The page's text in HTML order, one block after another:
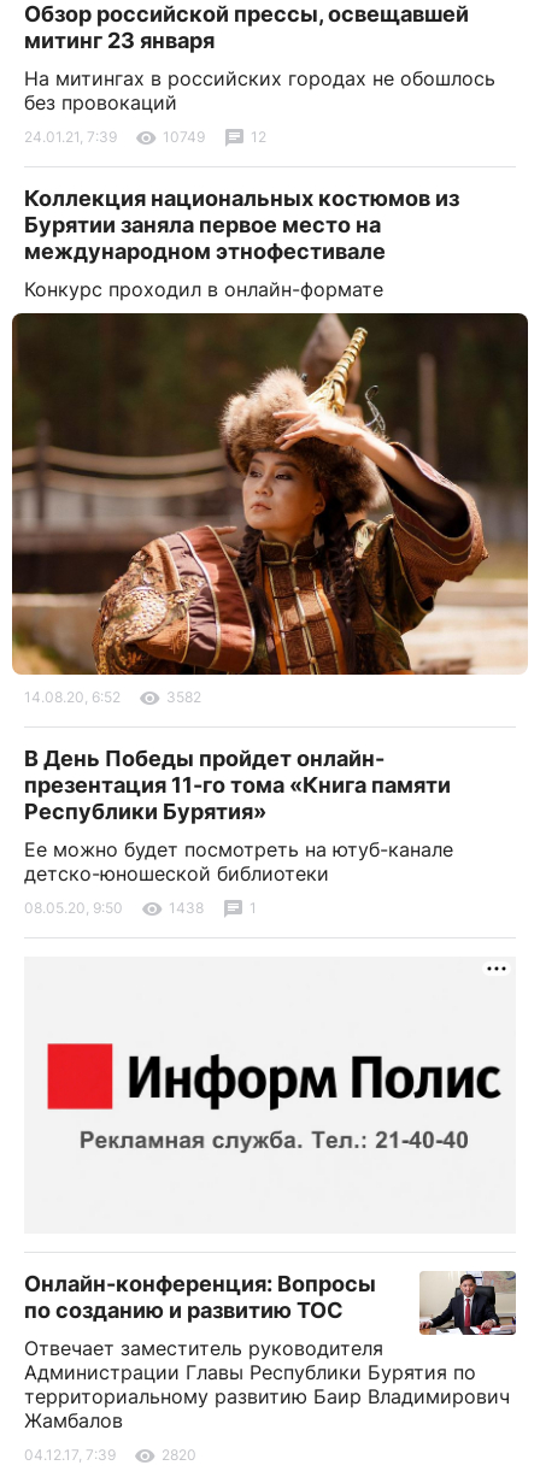
Обзор российской прессы, освещавшей
митинг 23 января
На митингах в российских городах не обошлось
без провокаций
24.01.21, 7:39 10749 12
Коллекция национальных костюмов из
Бурятии заняла первое место на
международном этнофестивале
Конкурс проходил в онлайн-формате
14.08.20, 6:52 3582
В День Победы пройдет онлайн-
презентация 11-го тома «Книга памяти
Республики Бурятия»
Ее можно будет посмотреть на ютуб-канале
детско-юношеской библиотеки
08.05.20, 9:50 1438 1
Онлайн-конференция: Вопросы
по созданию и развитию ТОС
Отвечает заместитель руководителя
Администрации Главы Республики Бурятия по
территориальному развитию Баир Владимирович
Жамбалов
04.12.17, 7:39 2820